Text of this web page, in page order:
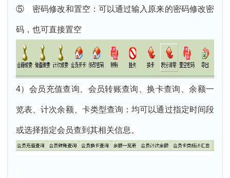
⑤ 密码修改和置空：可以通过输入原来的密码修改密
码，也可直接置空
4）会员充值查询、会员转账查询、换卡查询、余额一
览表、计次余额、卡类型查询：均可以通过指定时间段
或选择指定会员查到其相关信息。